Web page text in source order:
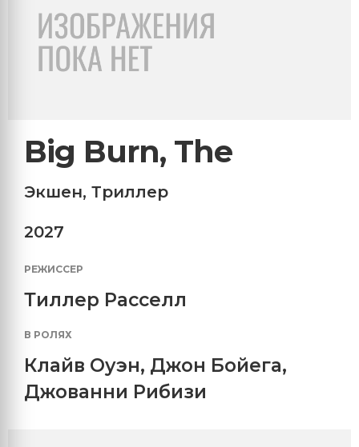
Big Burn, The
Экшен, Триллер
2027
РЕЖИССЕР
Тиллер Расселл
В РОЛЯХ
Клайв Оуэн, Джон Бойега,
Джованни Рибизи